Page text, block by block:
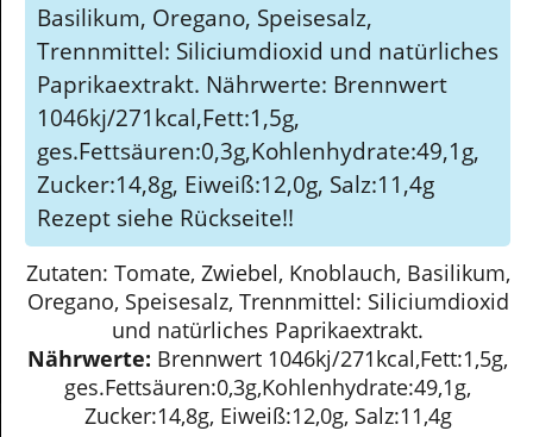
Zutaten: Tomate, Zwiebel, Knoblauch,
Basilikum, Oregano, Speisesalz,
Trennmittel: Siliciumdioxid und natürliches
Paprikaextrakt. Nährwerte: Brennwert
1046kj/271kcal,Fett:1,5g,
ges.Fettsäuren:0,3g,Kohlenhydrate:49,1g,
Zucker:14,8g, Eiweiß:12,0g, Salz:11,4g
Rezept siehe Rückseite!!
Zutaten: Tomate, Zwiebel, Knoblauch, Basilikum,
Oregano, Speisesalz, Trennmittel: Siliciumdioxid
und natürliches Paprikaextrakt.
Nährwerte:Brennwert 1046kj/271kcal,Fett:1,5g,
ges.Fettsäuren:0,3g,Kohlenhydrate:49,1g,